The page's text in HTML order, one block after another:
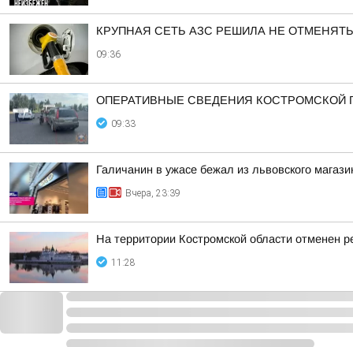
КРУПНАЯ СЕТЬ АЗС РЕШИЛА НЕ
09:36
ОПЕРАТИВНЫЕ СВЕДЕНИЯ КОСТРОМСКОЙ
09:33
Галичанин в ужасе бежал из львовского
Вчера, 23:39
На территории Костромской области отменен
11:28